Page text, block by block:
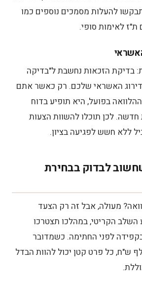
להעלות מסמכים נוספים כמו
ת"ז לאימות סופי.
בדיקת הזכאות נחשבת ל"בדיקה
האשראי שלכם. רק כאשר אתם
בפועל, היא תופיע בדוח
לכן תוכלו להשוות הצעות
ללא חשש לפגיעה בציון.
לבדוק בבחירת
מעולה, אבל זה רק הצעד
השלב הקריטי, במהלכו תצטרכו
לפני החתימה. כשמדובר
של 120 אלף ש"ח, כל פרט קטן יכול להוות הבדל